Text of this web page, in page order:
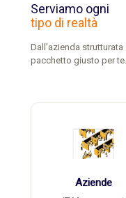
Serviamo ogni
tipo di realtà
Dall’azienda
pacchetto giusto per te.
Aziende